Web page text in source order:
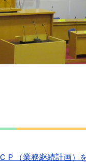
Ｐ（業務継続計画）